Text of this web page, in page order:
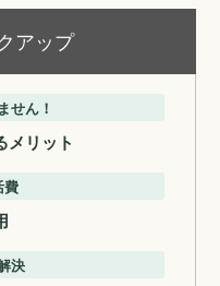
アップ
せん！
メリット
費
決